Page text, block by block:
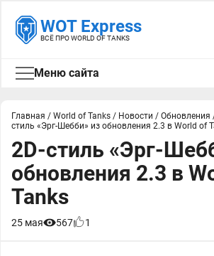
WOT Express
ВСЁ ПРО WORLD OF TANKS
Меню сайта
Главная / World of Tanks / Новости / Обновления
стиль «Эрг-Шебби» из обновления 2.3 в World of
2D-стиль «Эрг-
обновления 2.3 в
Tanks
25 мая 567 1